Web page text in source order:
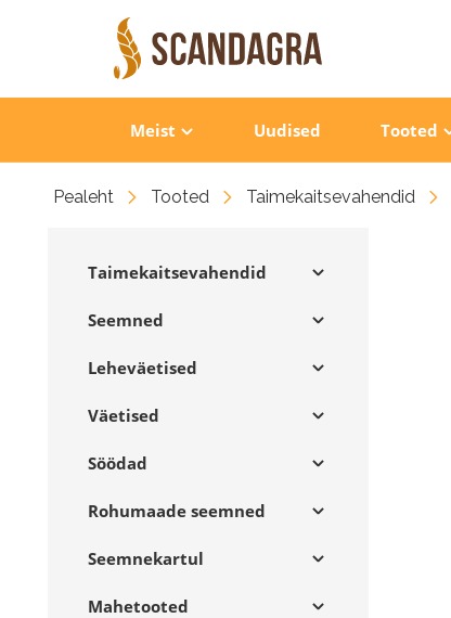
Meist Uudised Tooted
Pealeht Tooted Taimekaitsevahendid
Taimekaitsevahendid
Seemned
Leheväetised
Väetised
Söödad
Rohumaade seemned
Seemnekartul
Mahetooted